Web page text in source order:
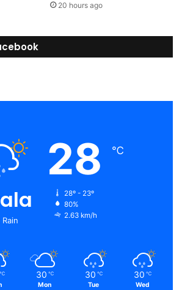
20 hours ago
28 ℃
28º - 23º
80%
2.63 km/h
℃ 30 ℃
Mon
30 ℃
Tue
30 ℃
Wed